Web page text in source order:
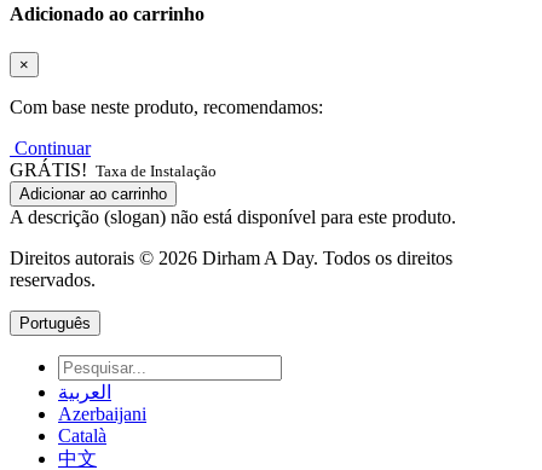
Adicionado ao carrinho
×
Com base neste produto, recomendamos:
Continuar
GRÁTIS! Taxa de Instalação
Adicionar ao carrinho
A descrição (slogan) não está disponível para este produto.
Direitos autorais © 2026 Dirham A Day. Todos os direitos
reservados.
Português
العربية
Azerbaijani
Català
中文